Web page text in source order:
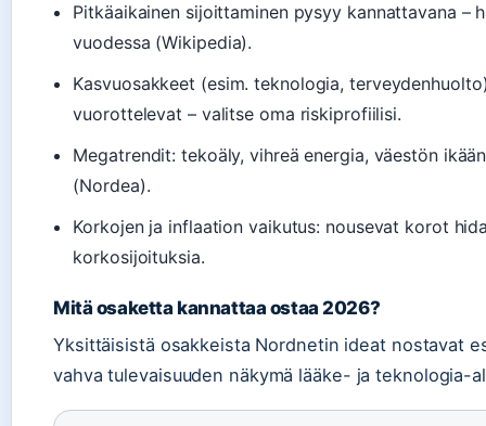
Pitkäaikainen sijoittaminen pysyy kannattavana –
vuodessa (Wikipedia).
Kasvuosakkeet (esim. teknologia,
vuorottelevat – valitse oma riskiprofiilisi.
Megatrendit: tekoäly, vihreä energia, väestön
(Nordea).
Korkojen ja inflaation vaikutus: nousevat korot
korkosijoituksia.
Mitä osaketta kannattaa ostaa 2026?
Yksittäisistä osakkeista Nordnetin ideat nostavat
vahva tulevaisuuden näkymä lääke- ja teknologia-